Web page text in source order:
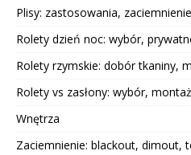
Plisy: zastosowania,
Rolety dzień noc: wybór,
Rolety rzymskie: dobór tkaniny,
Rolety vs zasłony: wybór,
Wnętrza
Zaciemnienie: blackout, dimout,